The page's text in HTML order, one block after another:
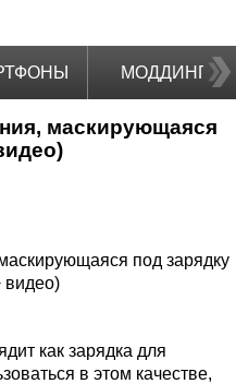
МОДДИНГ
маскирующаяся
как зарядка для
в этом качестве,